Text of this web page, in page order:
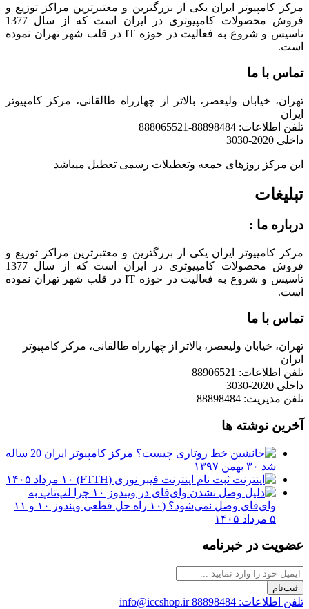
مرکز کامپیوتر ایران یکی از بزرگترین و معتبرترین مراکز توزیع و
فروش محصولات کامپیوتری در ایران است که از سال 1377
تاسیس و شروع به فعالیت در حوزه IT در قلب شهر تهران نموده
است.
تماس با ما
تهران، خیابان ولیعصر، بالاتر از چهارراه طالقانی، مرکز کامپیوتر
ایران
تلفن اطلاعات: 88898484-888065521
داخلی 2020-3030
این مرکز روزهای جمعه وتعطیلات رسمی تعطیل میباشد
تبلیغات
درباره ما :
مرکز کامپیوتر ایران یکی از بزرگترین و معتبرترین مراکز توزیع و
فروش محصولات کامپیوتری در ایران است که از سال 1377
تاسیس و شروع به فعالیت در حوزه IT در قلب شهر تهران نموده
است.
تماس با ما
تهران، خیابان ولیعصر، بالاتر از چهارراه طالقانی، مرکز کامپیوتر
ایران
تلفن اطلاعات: 88906521
داخلی 2020-3030
تلفن مدیریت: 88898484
آخرین نوشته ها
مرکز کامپیوتر ایران 20 ساله
شد ۳۰ بهمن ۱۳۹۷
ثبت نام اینترنت فیبر نوری (FTTH)
۱۰ مرداد ۱۴۰۵
چرا لپ‌تاپ به
وای‌فای وصل نمی‌شود؟ (۱۰ راه حل قطعی ویندوز ۱۰ و ۱۱
۵ مرداد ۱۴۰۵
عضویت در خبرنامه
ثبت‌نام
تلفن اطلاعات: 88898484 info@iccshop.ir